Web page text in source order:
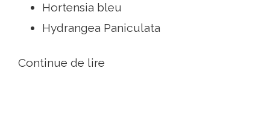
Hortensia bleu
Hydrangea Paniculata
Continue de lire